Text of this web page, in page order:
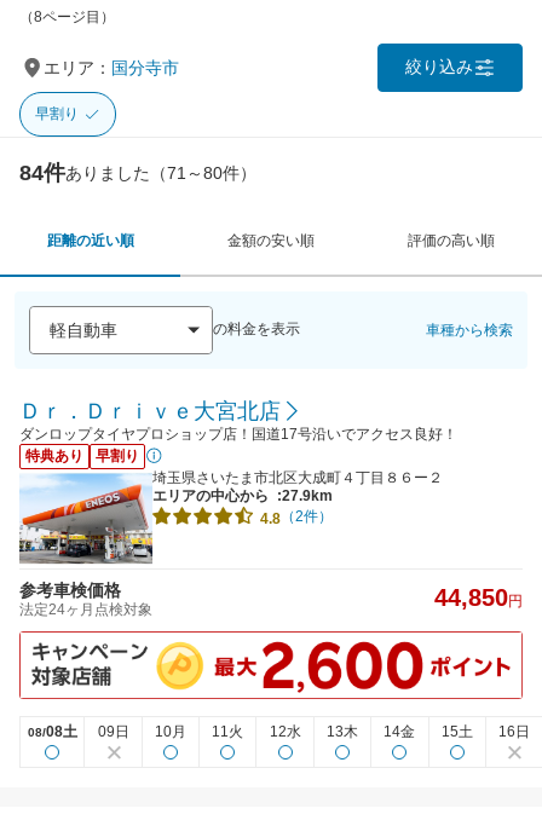
（8ページ目）
エリア： 国分寺市 絞り込み
早割り
84件ありました（71～80件）
距離の近い順 金額の安い順 評価の高い順
の料金を表示 車種から検索
Ｄｒ．Ｄｒｉｖｅ大宮北店
ダンロップタイヤプロショップ店！国道17号沿いでアクセス良好！
特典あり
早割り
埼玉県さいたま市北区大成町４丁目８６ー２
エリアの中心から
:27.9km
4.8 （2件）
参考車検価格
法定24ヶ月点検対象 44,850円
08/08土 09日 10月 11火 12水 13木 14金 15土 16日